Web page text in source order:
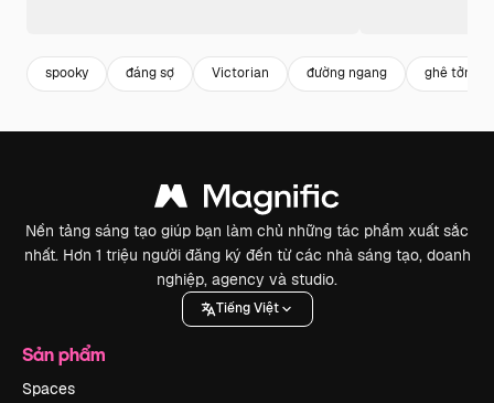
spooky đáng sợ Victorian đường ngang ghê tởm
Nền tảng sáng tạo giúp bạn làm chủ những tác phẩm xuất sắc
nhất. Hơn 1 triệu người đăng ký đến từ các nhà sáng tạo, doanh
nghiệp, agency và studio.
Tiếng Việt
Sản phẩm
Spaces